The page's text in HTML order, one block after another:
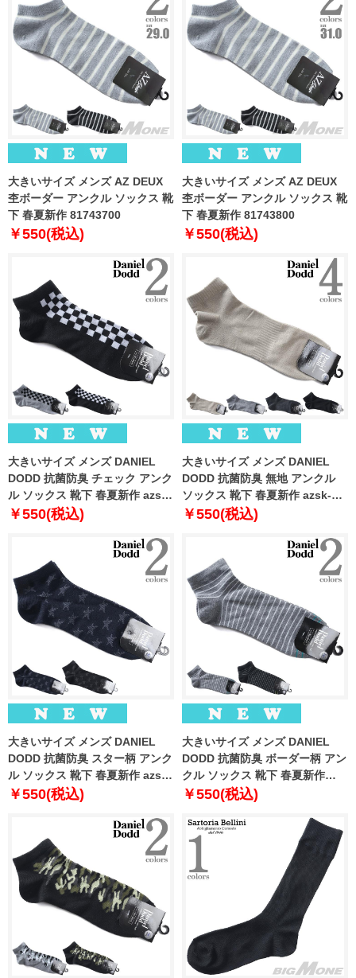
大きいサイズ メンズ AZ DEUX
杢ボーダー アンクル ソックス 靴
下 春夏新作 81743700
￥550(税込)
大きいサイズ メンズ AZ DEUX
杢ボーダー アンクル ソックス 靴
下 春夏新作 81743800
￥550(税込)
大きいサイズ メンズ DANIEL
DODD 抗菌防臭 チェック アンク
ル ソックス 靴下 春夏新作 azsk-
269007
￥550(税込)
大きいサイズ メンズ DANIEL
DODD 抗菌防臭 無地 アンクル
ソックス 靴下 春夏新作 azsk-
269008
￥550(税込)
大きいサイズ メンズ DANIEL
DODD 抗菌防臭 スター柄 アンク
ル ソックス 靴下 春夏新作 azsk-
269009
￥550(税込)
大きいサイズ メンズ DANIEL
DODD 抗菌防臭 ボーダー柄 アン
クル ソックス 靴下 春夏新作
azsk-269010
￥550(税込)